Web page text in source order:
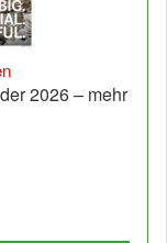
2026 – mehr